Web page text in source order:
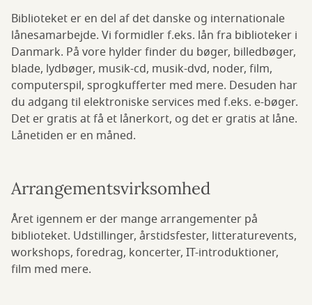
Biblioteket er en del af det danske og internationale
lånesamarbejde. Vi formidler f.eks. lån fra biblioteker i
Danmark. På vore hylder finder du bøger, billedbøger,
blade, lydbøger, musik-cd, musik-dvd, noder, film,
computerspil, sprogkufferter med mere. Desuden har
du adgang til elektroniske services med f.eks. e-bøger.
Det er gratis at få et lånerkort, og det er gratis at låne.
Lånetiden er en måned.
Arrangementsvirksomhed
Året igennem er der mange arrangementer på
biblioteket. Udstillinger, årstidsfester, litteraturevents,
workshops, foredrag, koncerter, IT-introduktioner,
film med mere.